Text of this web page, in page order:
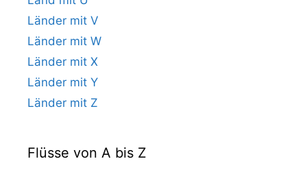
Länder mit V
Länder mit W
Länder mit X
Länder mit Y
Länder mit Z
Flüsse von A bis Z